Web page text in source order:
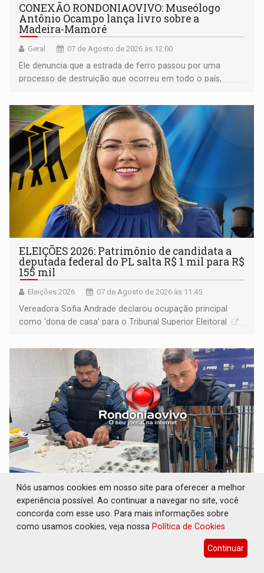
CONEXÃO RONDONIAOVIVO: Museólogo
Antônio Ocampo lança livro sobre a
Madeira-Mamoré
Geral 07 de Agosto de 2026 às 12:00
Ele denuncia que a estrada de ferro passou por uma
processo de destruição que ocorreu em todo o país,
ELEIÇÕES 2026: Patrimônio de candidata a
deputada federal do PL salta R$ 1 mil para R$
155 mil
Eleições 2026 07 de Agosto de 2026 às 11:45
Vereadora Sofia Andrade declarou ocupação principal
como ‘dona de casa’ para o Tribunal Superior Eleitoral
VÍDEO: Quadrilha é flagrada com cerca de
200 porções de drogas
Polícia 07 de Agosto de 2026 às 11:29
Nós usamos cookies em nosso site para oferecer a melhor
experiência possível. Ao continuar a navegar no site, você
concorda com esse uso. Para mais informações sobre
como usamos cookies, veja nossa Política de Cookies
Continuar